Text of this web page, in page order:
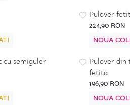
Pulover
224,90 RON
NOUA
semiguler
Pulover
fetita
196,90 RON
NOUA